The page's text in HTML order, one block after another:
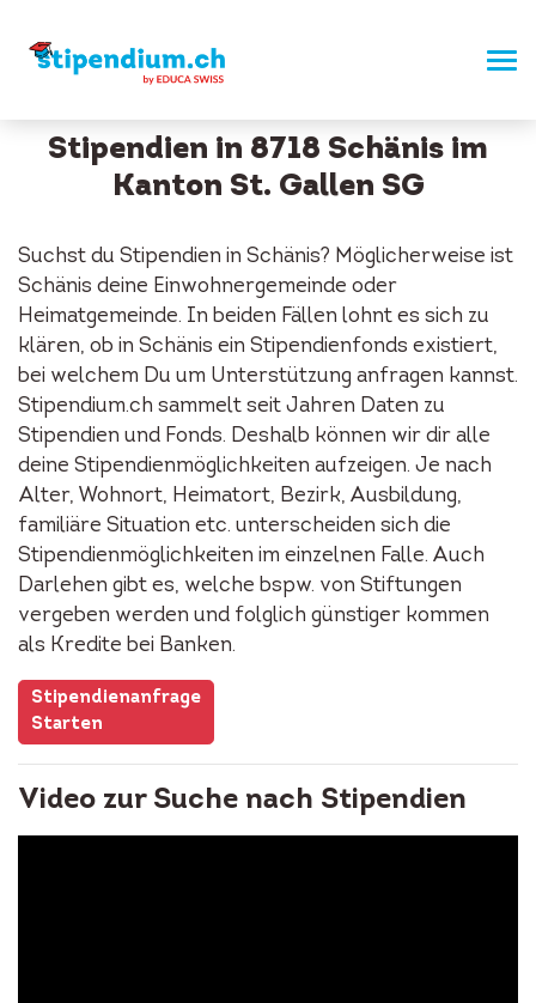
Stipendien in 8718 Schänis im
Kanton St. Gallen SG
Suchst du Stipendien in Schänis? Möglicherweise ist
Schänis deine Einwohnergemeinde oder
Heimatgemeinde. In beiden Fällen lohnt es sich zu
klären, ob in Schänis ein Stipendienfonds existiert,
bei welchem Du um Unterstützung anfragen kannst.
Stipendium.ch sammelt seit Jahren Daten zu
Stipendien und Fonds. Deshalb können wir dir alle
deine Stipendienmöglichkeiten aufzeigen. Je nach
Alter, Wohnort, Heimatort, Bezirk, Ausbildung,
familiäre Situation etc. unterscheiden sich die
Stipendienmöglichkeiten im einzelnen Falle. Auch
Darlehen gibt es, welche bspw. von Stiftungen
vergeben werden und folglich günstiger kommen
als Kredite bei Banken.
Stipendienanfrage
Starten
Video zur Suche nach Stipendien